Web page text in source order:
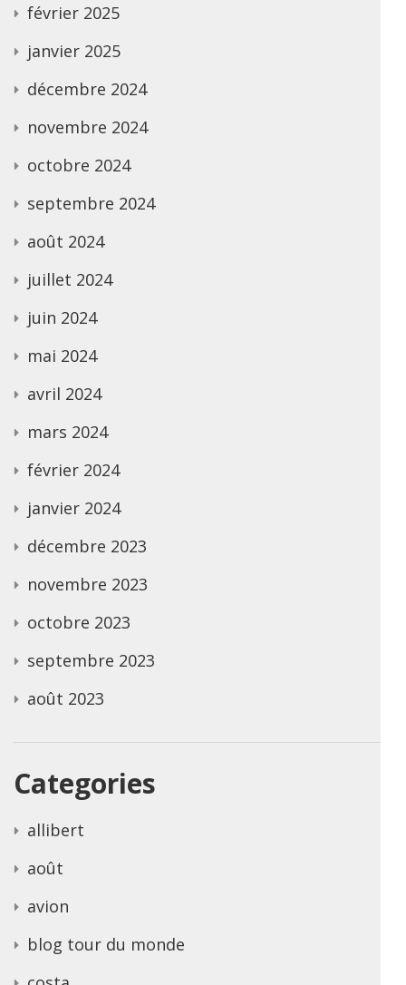
février 2025
janvier 2025
décembre 2024
novembre 2024
octobre 2024
septembre 2024
août 2024
juillet 2024
juin 2024
mai 2024
avril 2024
mars 2024
février 2024
janvier 2024
décembre 2023
novembre 2023
octobre 2023
septembre 2023
août 2023
Categories
allibert
août
avion
blog tour du monde